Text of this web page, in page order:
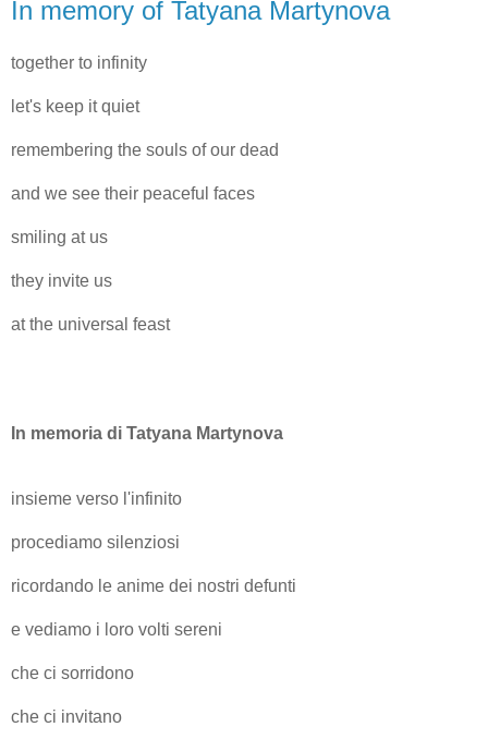
In memory of Tatyana Martynova
together to infinity
let's keep it quiet
remembering the souls of our dead
and we see their peaceful faces
smiling at us
they invite us
at the universal feast
In memoria di Tatyana Martynova
insieme verso l'infinito
procediamo silenziosi
ricordando le anime dei nostri defunti
e vediamo i loro volti sereni
che ci sorridono
che ci invitano